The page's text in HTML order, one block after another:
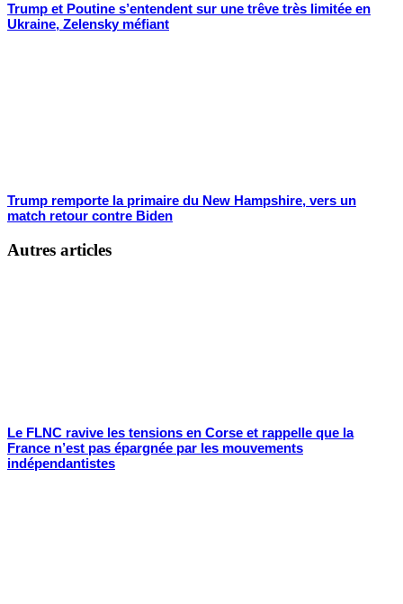
Trump et Poutine s’entendent sur une trêve très limitée en
Ukraine, Zelensky méfiant
Trump remporte la primaire du New Hampshire, vers un
match retour contre Biden
Autres articles
Le FLNC ravive les tensions en Corse et rappelle que la
France n’est pas épargnée par les mouvements
indépendantistes